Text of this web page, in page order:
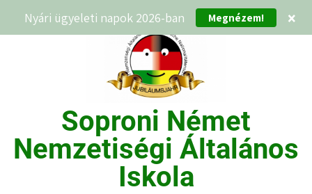
Soproni Német
Nemzetiségi Általános
Iskola
Nyári ügyeleti napok 2026-ban Megnézem! ×